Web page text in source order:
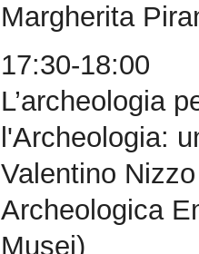
Margherita
17:30-18:00
L’archeologia
l'Archeologia:
Valentino
Archeologica
Musei)